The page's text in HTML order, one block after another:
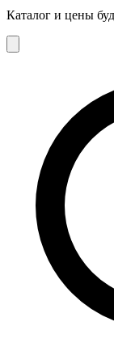
Каталог и цены